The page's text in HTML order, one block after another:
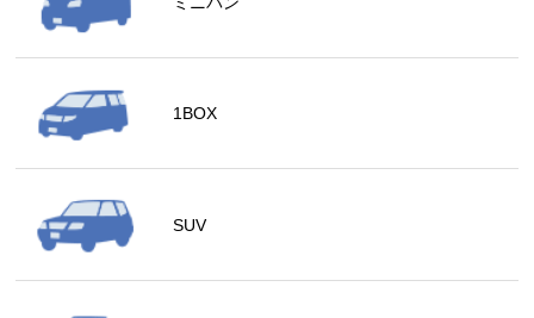
1BOX
SUV